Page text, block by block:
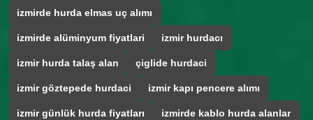
izmirde hurda elmas uç alımı
izmirde alüminyum fiyatlari izmir hurdacı
izmir hurda talaş alan çiglide hurdaci
izmir göztepede hurdaci izmir kapı pencere alımı
izmir günlük hurda fiyatları izmirde kablo hurda alanlar